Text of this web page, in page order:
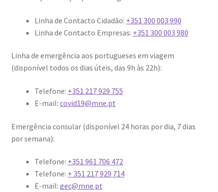
Linha de Contacto Cidadão: +351 300 003 990
Linha de Contacto Empresas: +351 300 003 980
Linha de emergência aos portugueses em viagem
(disponível todos os dias úteis, das 9h às 22h):
Telefone: +351 217 929 755
E-mail: covid19@mne.pt
Emergência consular (disponível 24 horas por dia, 7 dias
por semana):
Telefone: +351 961 706 472
Telefone: + 351 217 929 714
E-mail: gec@mne.pt